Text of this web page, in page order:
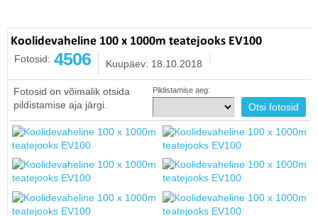
Koolidevaheline 100 x 1000m teatejooks EV100
Fotosid: 4506 Kuupäev: 18.10.2018
Fotosid on võimalik otsida
pildistamise aja järgi.
Pildistamise aeg: